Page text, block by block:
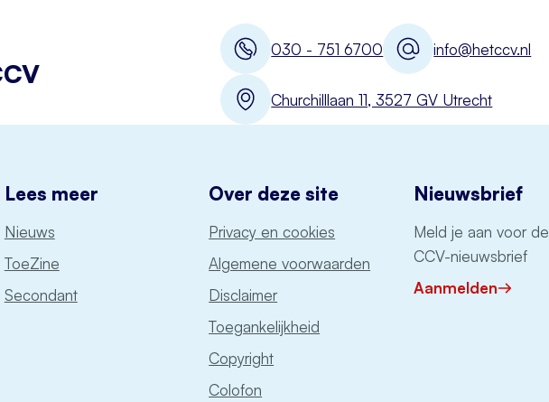
030 - 751 6700 info@hetccv.nl
Churchilllaan 11, 3527 GV Utrecht
Lees meer
Nieuws
ToeZine
Secondant
Over deze site
Privacy en cookies
Algemene voorwaarden
Disclaimer
Toegankelijkheid
Copyright
Colofon
Nieuwsbrief
Meld je aan voor de
CCV-nieuwsbrief
Aanmelden